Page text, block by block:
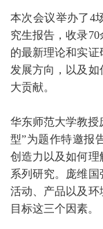
本次会议举办了4
究生报告，收录
的最新理论和实
发展方向，以及
大贡献。
华东师范大学教授
型”为题作特邀报
创造力以及如何理
系列研究。庞维国
活动、产品以及环
目标这三个因素。